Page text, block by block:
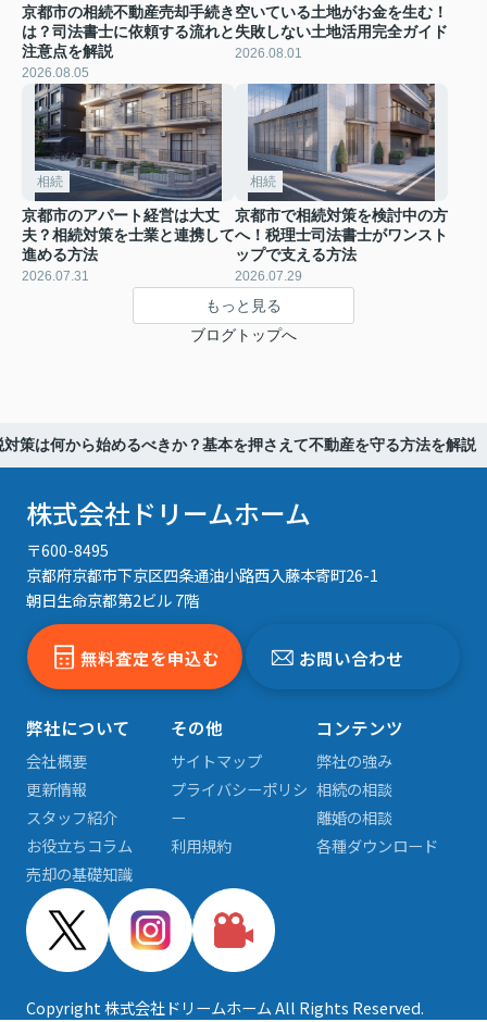
京都市の相続不動産売却手続き
は？司法書士に依頼する流れと
注意点を解説
2026.08.05
空いている土地がお金を生む！
失敗しない土地活用完全ガイド
2026.08.01
相続
京都市のアパート経営は大丈
夫？相続対策を士業と連携して
進める方法
2026.07.31
相続
京都市で相続対策を検討中の方
へ！税理士司法書士がワンスト
ップで支える方法
2026.07.29
もっと見る
ブログトップへ
策は何から始めるべきか？基本を押さえて不動産を守る方法を解説
株式会社ドリームホーム
〒600-8495
京都府京都市下京区四条通油小路西入藤本寄町26-1
朝日生命京都第2ビル 7階
無料査定を申込む お問い合わせ
弊社について
会社概要
更新情報
スタッフ紹介
お役立ちコラム
売却の基礎知識
その他
サイトマップ
プライバシーポリシ
ー
利用規約
コンテンツ
弊社の強み
相続の相談
離婚の相談
各種ダウンロード
Copyright 株式会社ドリームホーム All Rights Reserved.